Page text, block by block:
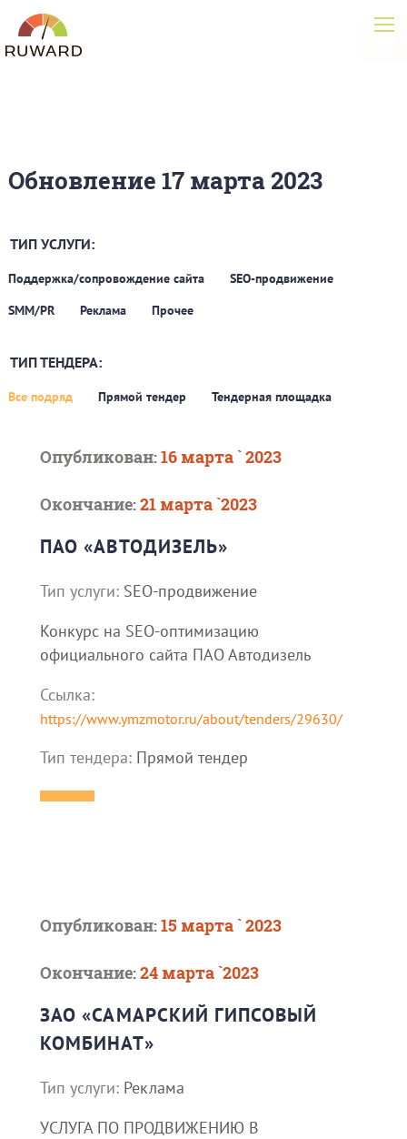
Обновление 17 марта 2023
ТИП УСЛУГИ:
Поддержка/сопровождение сайта
SEO-продвижение
SMM/PR
Реклама Прочее
ТИП ТЕНДЕРА:
Все подряд Прямой тендер Тендерная площадка
Опубликован:16 марта ` 2023
Окончание:21 марта `2023
ПАО «АВТОДИЗЕЛЬ»
Тип услуги: SEO-продвижение
Конкурс на SEO-оптимизацию
официального сайта ПАО Автодизель
Ссылка:
https://www.ymzmotor.ru/about/tenders/29630/
Тип тендера: Прямой тендер
Опубликован:15 марта ` 2023
Окончание:24 марта `2023
ЗАО «САМАРСКИЙ ГИПСОВЫЙ
КОМБИНАТ»
Тип услуги: Реклама
УСЛУГА ПО ПРОДВИЖЕНИЮ В